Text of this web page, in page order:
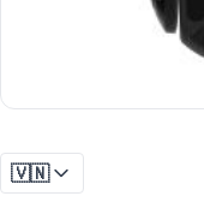
🇻🇳